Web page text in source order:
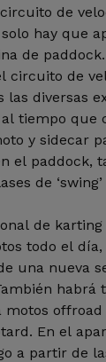
de
hay que
de
circuito de
diversas
tiempo que
y sidecar
el paddock,
de ‘swing’
de karting
todo el día,
una nueva
habrá
offroad
En el
a partir de